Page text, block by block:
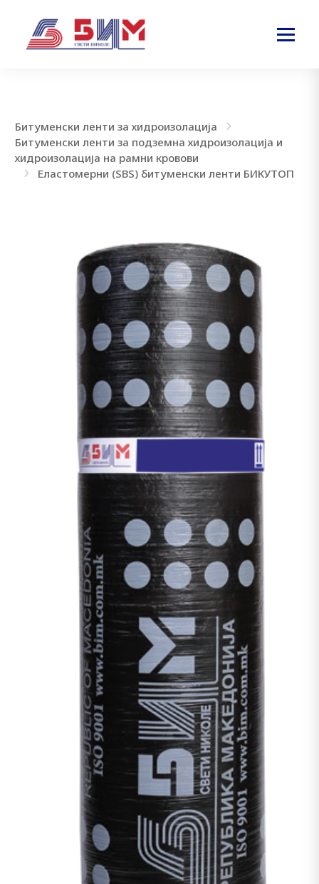
Битуменски ленти за хидроизолација
Битуменски ленти за подземна хидроизолација и
хидроизолација на рамни кровови
Еластомерни (SBS) битуменски ленти БИКУТОП